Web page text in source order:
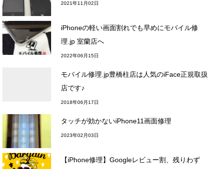
2021年11月02日
iPhoneの軽い画面割れでも早めにモバイル修
理.jp 室蘭店へ
2022年06月15日
モバイル修理.jp豊橋柱店は人気のiFace正規取扱
店です♪
2018年06月17日
タッチが効かないiPhone11画面修理
2023年02月03日
【iPhone修理】Googleレビュー割、残りわず